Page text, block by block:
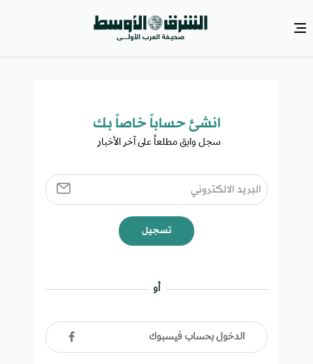
انشئ حساباً خاصاً بك​
سجل وابق مطلعاً على آخر الأخبار ​
تسجيل
أو
الدخول بحساب فيسبوك